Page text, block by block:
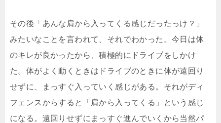
その後「あんな肩から入ってくる感じだったっけ？」
みたいなことを言われて、それでわかった。今日は体
のキレが良かったから、積極的にドライブをしかけ
た。体がよく動くときはドライブのときに体が遠回り
せずに、まっすぐ入っていく感じがある。それがディ
フェンスからすると「肩から入ってくる」という感じ
になる。遠回りせずにまっすぐ進んでいくから当然パ